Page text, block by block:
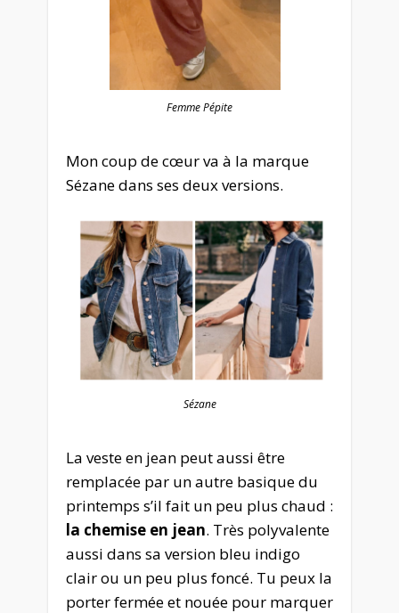
Femme Pépite
Mon coup de cœur va à la marque
Sézane dans ses deux versions.
Sézane
La veste en jean peut aussi être
remplacée par un autre basique du
printemps s’il fait un peu plus chaud :
la chemise en jean. Très polyvalente
aussi dans sa version bleu indigo
clair ou un peu plus foncé. Tu peux la
porter fermée et nouée pour marquer